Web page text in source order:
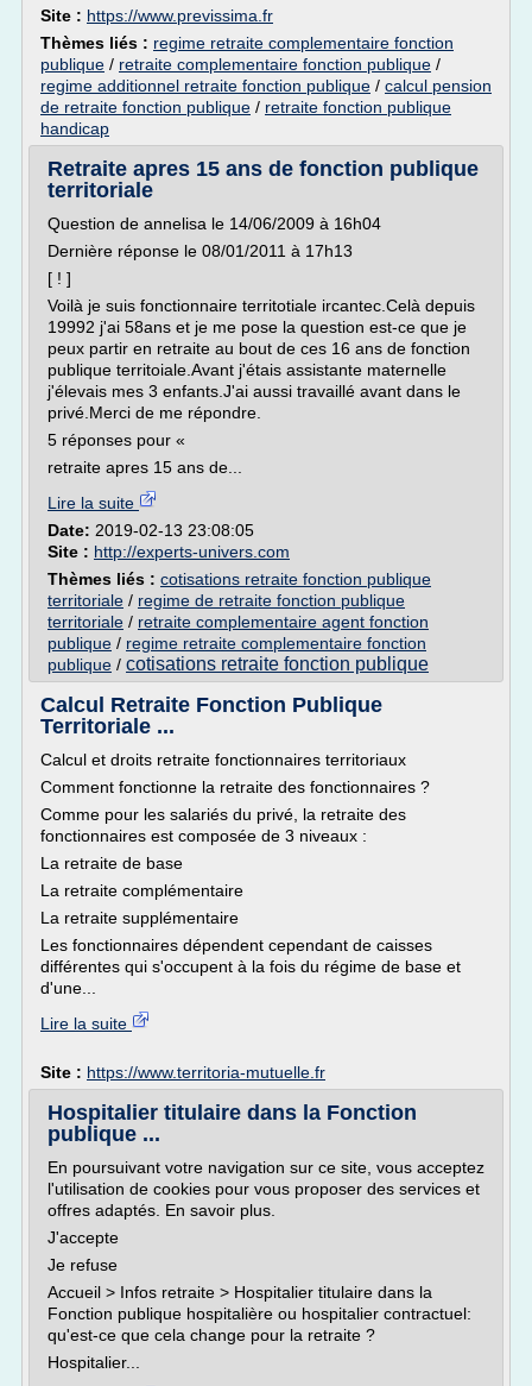
Site : https://www.previssima.fr
Thèmes liés : regime retraite complementaire fonction
publique / retraite complementaire fonction publique /
regime additionnel retraite fonction publique / calcul pension
de retraite fonction publique / retraite fonction publique
handicap
Retraite apres 15 ans de fonction publique
territoriale
Question de annelisa le 14/06/2009 à 16h04
Dernière réponse le 08/01/2011 à 17h13
[ ! ]
Voilà je suis fonctionnaire territotiale ircantec.Celà depuis
19992 j'ai 58ans et je me pose la question est-ce que je
peux partir en retraite au bout de ces 16 ans de fonction
publique territoiale.Avant j'étais assistante maternelle
j'élevais mes 3 enfants.J'ai aussi travaillé avant dans le
privé.Merci de me répondre.
5 réponses pour «
retraite apres 15 ans de...
Lire la suite
Date: 2019-02-13 23:08:05
Site : http://experts-univers.com
Thèmes liés : cotisations retraite fonction publique
territoriale / regime de retraite fonction publique
territoriale / retraite complementaire agent fonction
publique / regime retraite complementaire fonction
publique / cotisations retraite fonction publique
Calcul Retraite Fonction Publique
Territoriale ...
Calcul et droits retraite fonctionnaires territoriaux
Comment fonctionne la retraite des fonctionnaires ?
Comme pour les salariés du privé, la retraite des
fonctionnaires est composée de 3 niveaux :
La retraite de base
La retraite complémentaire
La retraite supplémentaire
Les fonctionnaires dépendent cependant de caisses
différentes qui s'occupent à la fois du régime de base et
d'une...
Lire la suite
Site : https://www.territoria-mutuelle.fr
Hospitalier titulaire dans la Fonction
publique ...
En poursuivant votre navigation sur ce site, vous acceptez
l'utilisation de cookies pour vous proposer des services et
offres adaptés. En savoir plus.
J'accepte
Je refuse
Accueil > Infos retraite > Hospitalier titulaire dans la
Fonction publique hospitalière ou hospitalier contractuel:
qu'est-ce que cela change pour la retraite ?
Hospitalier...